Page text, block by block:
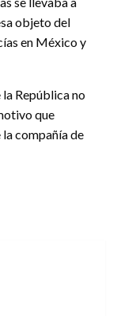
objeto del
en México y
República no
que
compañía de